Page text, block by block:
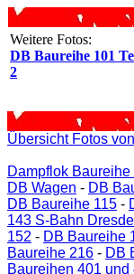
Weitere Fotos:
DB Baureihe 101
2
Übersicht Fotos
Dampflok Baureihe
DB Wagen - DB
DB Baureihe 115 -
143 S-Bahn
152 - DB Baureihe
Baureihe 216 - DB
Baureihen 401 und